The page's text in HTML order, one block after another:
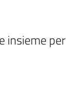
insieme